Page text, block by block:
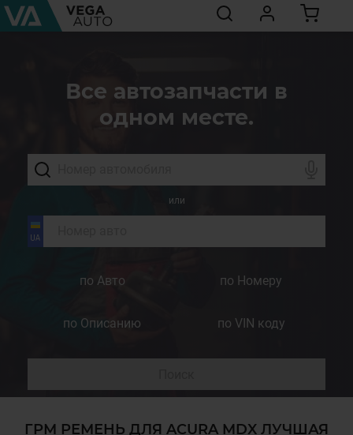
Все автозапчасти в
одном месте.
или
по Авто по Номеру
по Описанию по VIN коду
ГРМ РЕМЕНЬ ДЛЯ ACURA MDX ЛУЧШАЯ